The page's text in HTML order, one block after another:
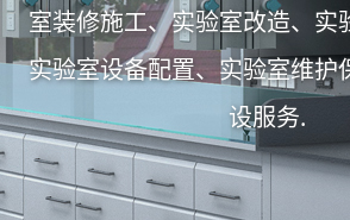
室装修施工、实验室改造、实
实验室设备配置、实验室维护
设服务.